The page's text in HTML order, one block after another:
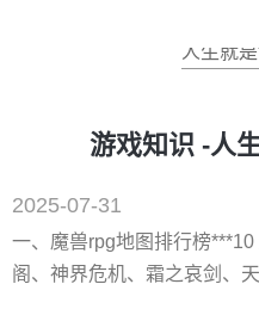
人生就
游戏知识 -人
2025-07-31
一、魔兽rpg地图排行榜
阁、神界危机、霜之哀剑、